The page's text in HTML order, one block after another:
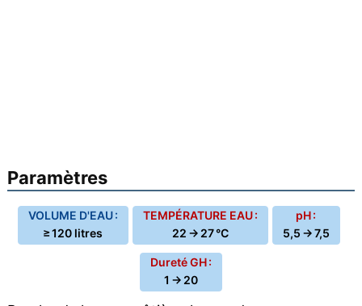
Paramètres
VOLUME D'EAU :
≥ 120 litres
TEMPÉRATURE EAU :
22 → 27 °C
pH :
5,5 → 7,5
Dureté GH :
1 → 20